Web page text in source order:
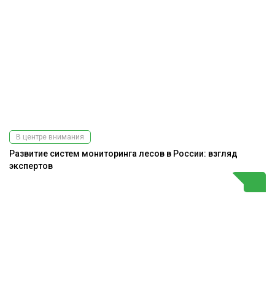
В центре внимания
Развитие систем мониторинга лесов в России: взгляд
экспертов